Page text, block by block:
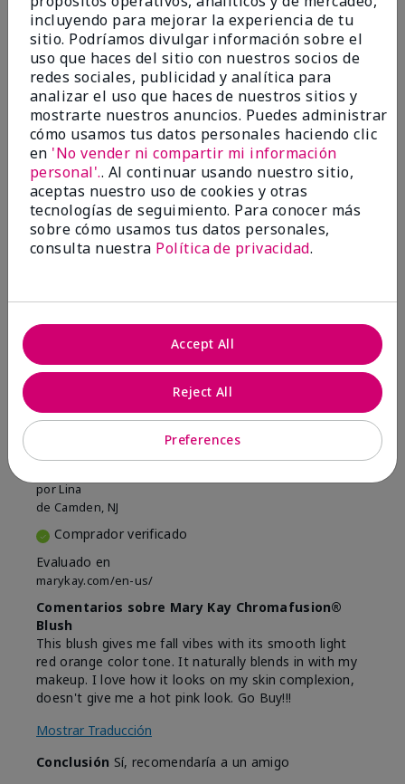
Evaluado en
marykay.com/en-us/
Comentarios sobre Mary Kay Chromafusion®
Blush
The blush is hard to get used to - it goes on very
heavy and then needs to be softened. I think I will
stick with my old brand for now.
Mostrar Traducción
ConclusiónNo, no recomendaría a un amigo
¿Le ha resultado útil esta
16 5
Marcar esta opinión
porLina
de Camden, NJ
Comprador verificado
Evaluado en
marykay.com/en-us/
Comentarios sobre Mary Kay Chromafusion®
Blush
This blush gives me fall vibes with its smooth light
red orange color tone. It naturally blends in with my
makeup. I love how it looks on my skin complexion,
doesn't give me a hot pink look. Go Buy!!!
Mostrar Traducción
Conclusión Sí, recomendaría a un amigo
incluyendo para mejorar la experiencia de tu
sitio. Podríamos divulgar información sobre el
uso que haces del sitio con nuestros socios de
redes sociales, publicidad y analítica para
analizar el uso que haces de nuestros sitios y
mostrarte nuestros anuncios. Puedes administrar
cómo usamos tus datos personales haciendo clic
en 'No vender ni compartir mi información
personal'.. Al continuar usando nuestro sitio,
aceptas nuestro uso de cookies y otras
tecnologías de seguimiento. Para conocer más
sobre cómo usamos tus datos personales,
consulta nuestra Política de privacidad.
Preferences
Reject All
Accept All